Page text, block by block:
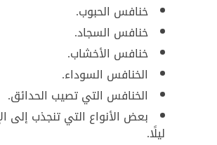
خنافس الحبوب.
خنافس السجاد.
خنافس الأخشاب.
الخنافس السوداء.
الخنافس التي تصيب الحدائق.
بعض الأنواع التي تنجذب إلى
ليلًا.